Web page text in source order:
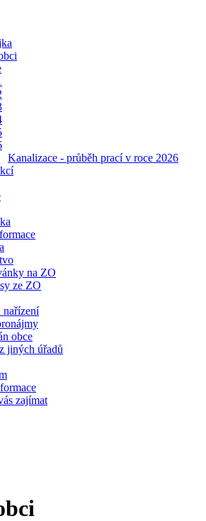
Kanalizace - průběh prací v roce 2026
na ZO
ze ZO
nařízení
obce
jiných úřadů
zajímat